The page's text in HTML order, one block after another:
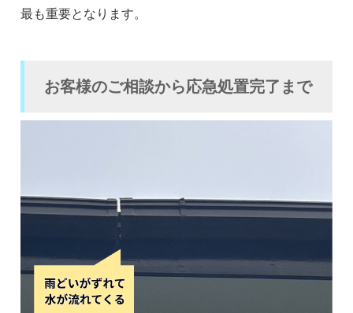
最も重要となります。
お客様のご相談から応急処置完了まで